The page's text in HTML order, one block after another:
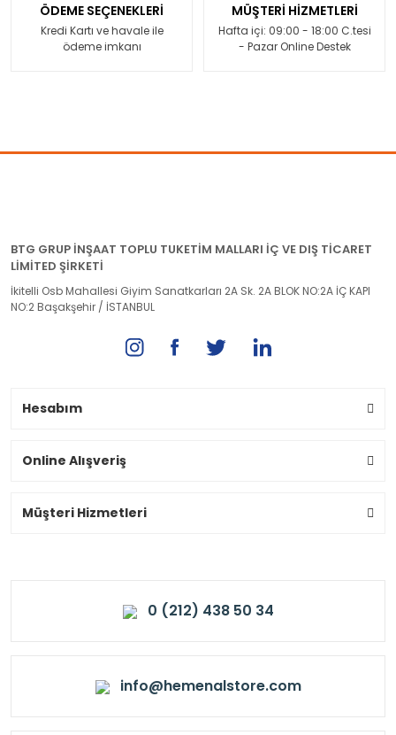
ÖDEME SEÇENEKLERİ
Kredi Kartı ve havale ile
ödeme imkanı
MÜŞTERİ HİZMETLERİ
Hafta içi: 09:00 - 18:00 C.tesi
- Pazar Online Destek
BTG GRUP İNŞAAT TOPLU TUKETİM MALLARI İÇ VE DIŞ TİCARET
LİMİTED ŞİRKETİ
İkitelli Osb Mahallesi Giyim Sanatkarları 2A Sk. 2A BLOK NO:2A İÇ KAPI
NO:2 Başakşehir / İSTANBUL
Hesabım
Online Alışveriş
Müşteri Hizmetleri
0 (212) 438 50 34
info@hemenalstore.com